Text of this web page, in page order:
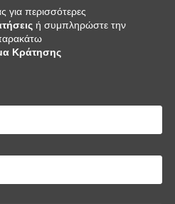
για περισσότερες
ή συμπληρώστε την
Κράτησης